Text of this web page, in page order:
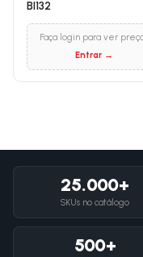
BI132
Faça login para ver
Entrar →
25.000+
SKUs no catálogo
500+